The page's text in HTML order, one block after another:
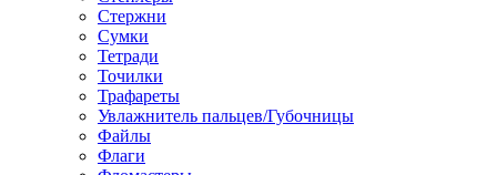
Стержни
Сумки
Тетради
Точилки
Трафареты
Увлажнитель пальцев/Губочницы
Файлы
Флаги